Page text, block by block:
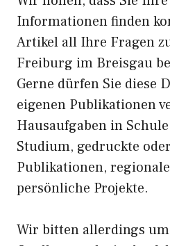
Informationen finden
Artikel all Ihre Fragen
Freiburg im Breisgau
Gerne dürfen Sie diese
eigenen Publikationen
Hausaufgaben in
Studium, gedruckte
Publikationen,
persönliche Projekte.
Wir bitten allerdings